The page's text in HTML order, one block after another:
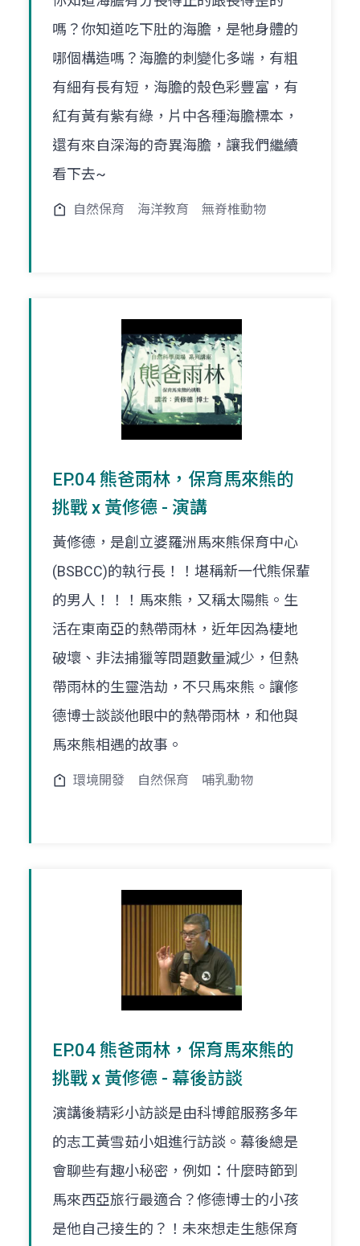
嗎？你知道吃下肚的海膽，是牠身體的
哪個構造嗎？海膽的刺變化多端，有粗
有細有長有短，海膽的殼色彩豐富，有
紅有黃有紫有綠，片中各種海膽標本，
還有來自深海的奇異海膽，讓我們繼續
看下去~
自然保育 海洋教育 無脊椎動物
EP.04 熊爸雨林，保育馬來熊的
挑戰 x 黃修德 - 演講
黃修德，是創立婆羅洲馬來熊保育中心
(BSBCC)的執行長！！堪稱新一代熊保輩
的男人！！！馬來熊，又稱太陽熊。生
活在東南亞的熱帶雨林，近年因為棲地
破壞、非法捕獵等問題數量減少，但熱
帶雨林的生靈浩劫，不只馬來熊。讓修
德博士談談他眼中的熱帶雨林，和他與
馬來熊相遇的故事。
環境開發 自然保育 哺乳動物
EP.04 熊爸雨林，保育馬來熊的
挑戰 x 黃修德 - 幕後訪談
演講後精彩小訪談是由科博館服務多年
的志工黃雪茹小姐進行訪談。幕後總是
會聊些有趣小秘密，例如：什麼時節到
馬來西亞旅行最適合？修德博士的小孩
是他自己接生的？！未來想走生態保育